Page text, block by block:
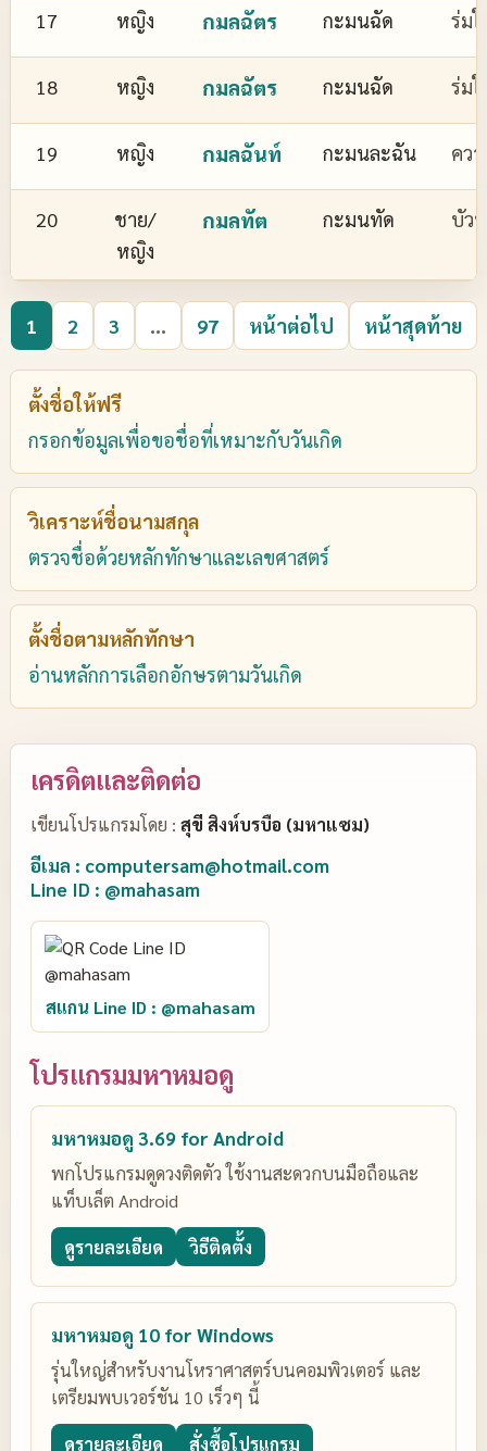
17 หญิง กมลฉัตร กะมนฉัด ร่มใ
18 หญิง กมลฉัตร กะมนฉัด ร่มใ
19 หญิง กมลฉันท์ กะมนละฉัน คว
20
ชาย/
หญิง
กมลทัต กะมนทัด บัว
1 2 3 ... 97 หน้าต่อไป หน้าสุดท้าย
ตั้งชื่อให้ฟรี
กรอกข้อมูลเพื่อขอชื่อที่เหมาะกับวันเกิด
วิเคราะห์ชื่อนามสกุล
ตรวจชื่อด้วยหลักทักษาและเลขศาสตร์
ตั้งชื่อตามหลักทักษา
อ่านหลักการเลือกอักษรตามวันเกิด
เครดิตและติดต่อ
เขียนโปรแกรมโดย : สุขี สิงห์บรบือ (มหาแซม)
อีเมล : computersam@hotmail.com
Line ID : @mahasam
สแกน Line ID : @mahasam
โปรแกรมมหาหมอดู
มหาหมอดู 3.69 for Android
พกโปรแกรมดูดวงติดตัว ใช้งานสะดวกบนมือถือและ
แท็บเล็ต Android
ดูรายละเอียด วิธีติดตั้ง
มหาหมอดู 10 for Windows
รุ่นใหญ่สำหรับงานโหราศาสตร์บนคอมพิวเตอร์ และ
เตรียมพบเวอร์ชัน 10 เร็วๆ นี้
ดูรายละเอียด สั่งซื้อโปรแกรม